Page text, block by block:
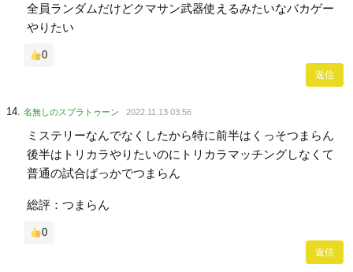
全員ランダムだけどクマサン武器使えるみたいなバカゲー
やりたい
0
返信
名無しのスプラトゥーン 2022.11.13 03:56
ミステリーなんでなくしたから特に前半はくっそつまらん
後半はトリカラやりたいのにトリカラマッチングしなくて
普通の試合ばっかでつまらん
総評：つまらん
0
返信